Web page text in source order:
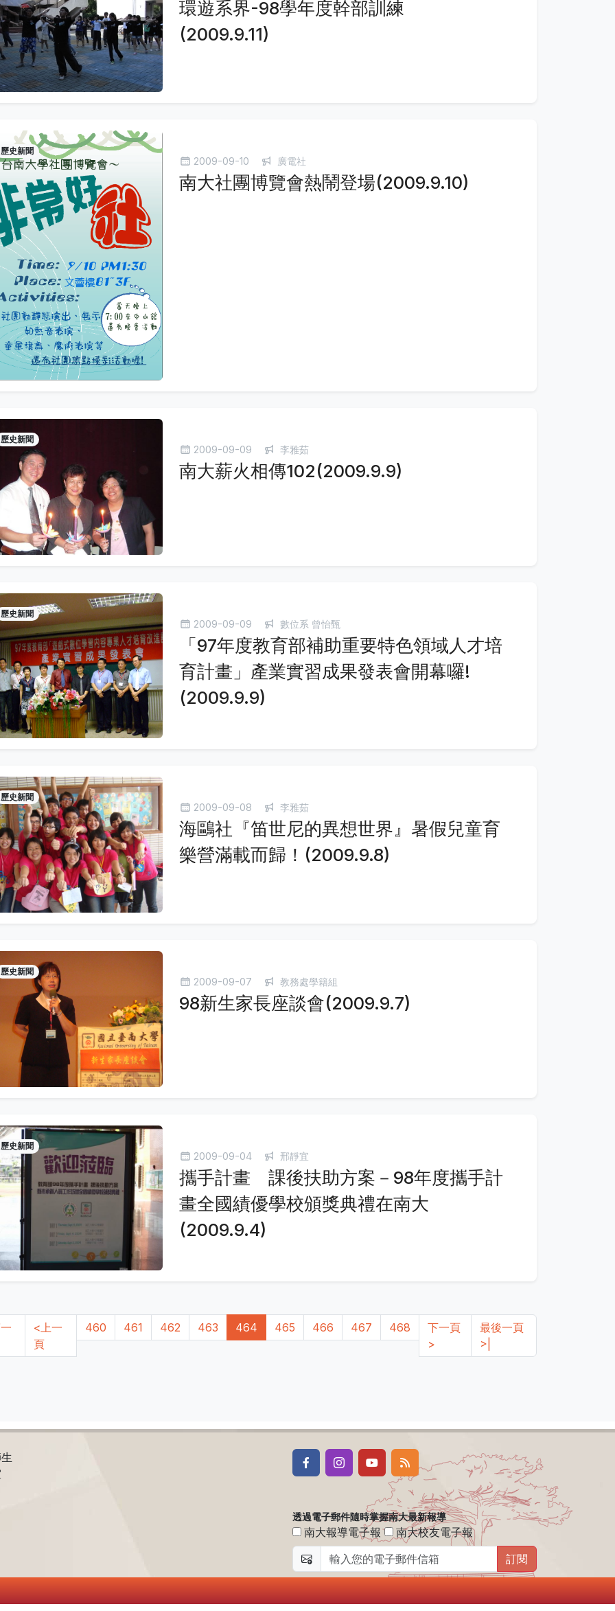
環遊系界-98學年度幹部訓練
(2009.9.11)
歷史新聞
2009-09-10 廣電社
南大社團博覽會熱鬧登場(2009.9.10)
歷史新聞
2009-09-09 李雅茹
南大薪火相傳102(2009.9.9)
歷史新聞
2009-09-09 數位系 曾怡甄
「97年度教育部補助重要特色領域人才培
育計畫」產業實習成果發表會開幕囉!
(2009.9.9)
歷史新聞
2009-09-08 李雅茹
海鷗社『笛世尼的異想世界』暑假兒童育
樂營滿載而歸！(2009.9.8)
歷史新聞
2009-09-07 教務處學籍組
98新生家長座談會(2009.9.7)
歷史新聞
2009-09-04 邢靜宜
攜手計畫 課後扶助方案－98年度攜手計
畫全國績優學校頒獎典禮在南大
(2009.9.4)
<上一
頁
460 461 462 463 464 465 466 467 468
下一頁
>
最後一頁
>|
透過電子郵件隨時掌握南大最新報導
南大報導電子報
南大校友電子報
訂閱